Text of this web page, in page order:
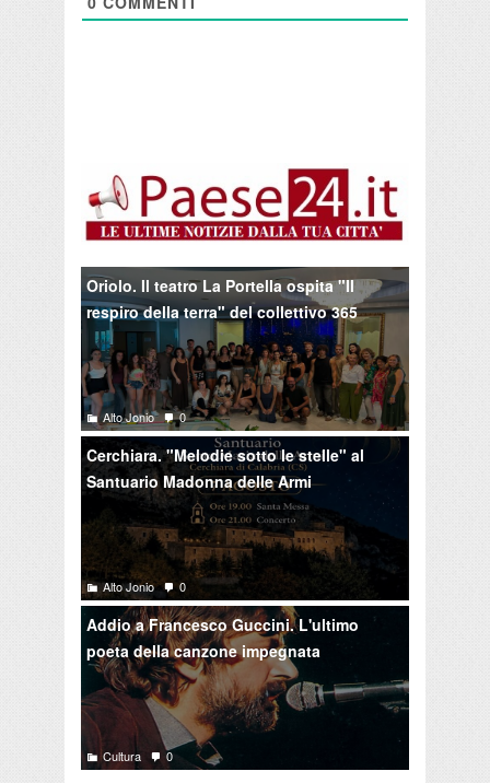
Oriolo. Il teatro La Portella ospita "Il
respiro della terra" del collettivo 365
Alto Jonio 0
Cerchiara. "Melodie sotto le stelle" al
Santuario Madonna delle Armi
Alto Jonio 0
Addio a Francesco Guccini. L'ultimo
poeta della canzone impegnata
Cultura 0